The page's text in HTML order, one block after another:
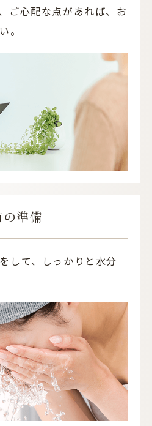
ご心配な点があれば、お
。
準備
して、しっかりと水分